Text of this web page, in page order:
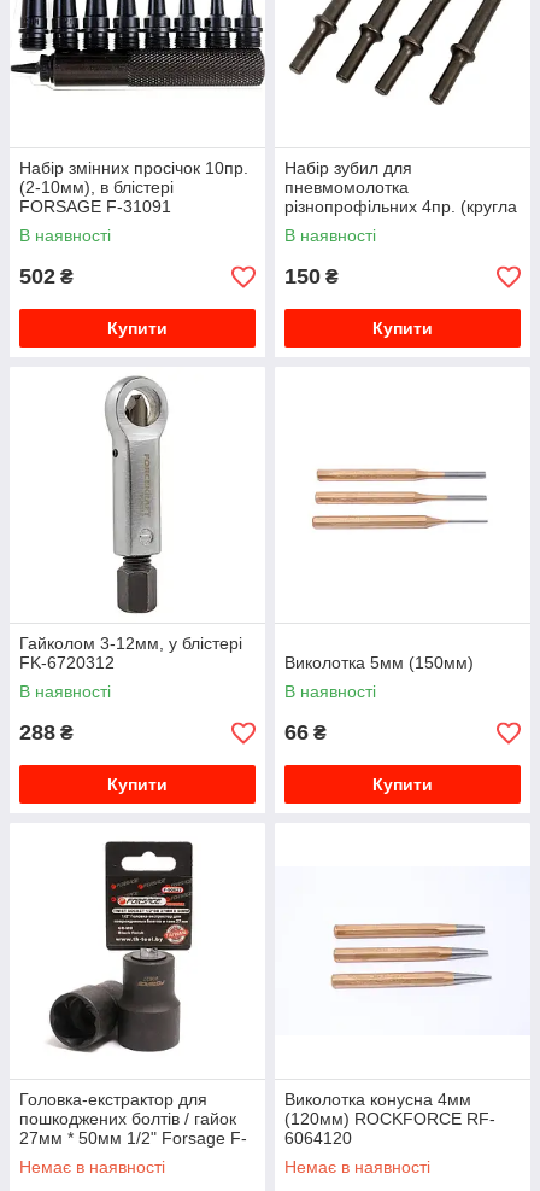
Набір змінних просічок 10пр.
(2-10мм), в блістері
FORSAGE F-31091
В наявності
502 ₴
Купити
Набір зубил для
пневмомолотка
різнопрофільних 4пр. (кругла
посадка ø10мм, L-125мм)
ROCKFORCE RF-RP7002-4
В наявності
150 ₴
Купити
Гайколом 3-12мм, у блістері
FK-6720312
В наявності
288 ₴
Купити
Виколотка 5мм (150мм)
В наявності
66 ₴
Купити
Головка-екстрактор для
пошкоджених болтів / гайок
27мм * 50мм 1/2" Forsage F-
90627
Немає в наявності
Виколотка конусна 4мм
(120мм) ROCKFORCE RF-
6064120
Немає в наявності